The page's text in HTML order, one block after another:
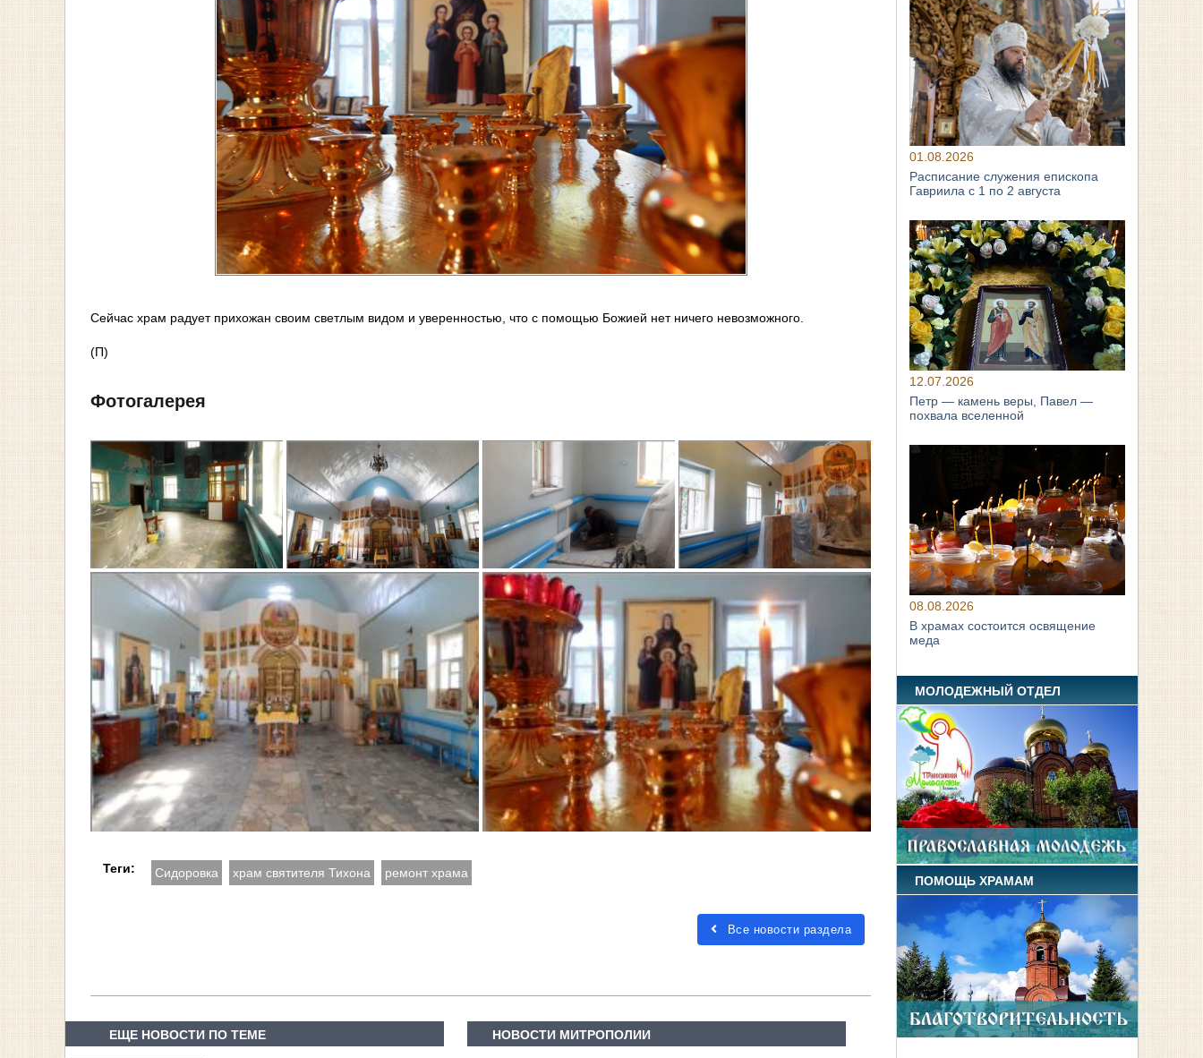
Сейчас храм радует прихожан своим светлым видом и уверенностью, что с помощью Божией нет ничего невозможного.
(П)
Фотогалерея
Теги: Сидоровка храм святителя Тихона ремонт храма
Все новости раздела
ЕЩЕ НОВОСТИ ПО ТЕМЕ НОВОСТИ МИТРОПОЛИИ
01.08.2026
Расписание служения епископа
Гавриила с 1 по 2 августа
12.07.2026
Петр — камень веры, Павел —
похвала вселенной
08.08.2026
В храмах состоится освящение
меда
МОЛОДЕЖНЫЙ ОТДЕЛ
ПОМОЩЬ ХРАМАМ